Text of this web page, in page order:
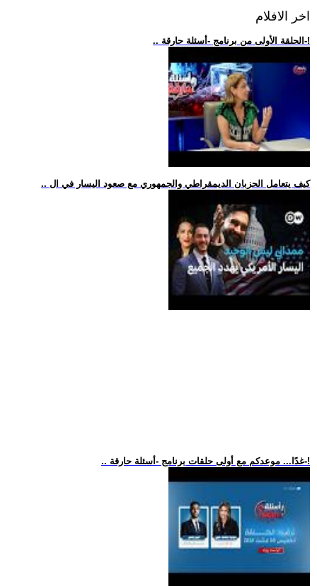
اخر الافلام
.. الحلقة الأولى من برنامج -أسئلة حارقة-!
.. كيف يتعامل الحزبان الديمقراطي والجمهوري مع صعود اليسار في ال
.. غدًا... موعدكم مع أولى حلقات برنامج -أسئلة حارقة-!